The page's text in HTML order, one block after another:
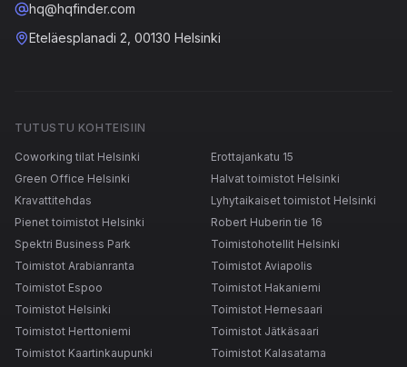
hq@hqfinder.com
Eteläesplanadi 2, 00130 Helsinki
TUTUSTU KOHTEISIIN
Coworking tilat Helsinki
Erottajankatu 15
Green Office Helsinki
Halvat toimistot Helsinki
Kravattitehdas
Lyhytaikaiset toimistot Helsinki
Pienet toimistot Helsinki
Robert Huberin tie 16
Spektri Business Park
Toimistohotellit Helsinki
Toimistot Arabianranta
Toimistot Aviapolis
Toimistot Espoo
Toimistot Hakaniemi
Toimistot Helsinki
Toimistot Hernesaari
Toimistot Herttoniemi
Toimistot Jätkäsaari
Toimistot Kaartinkaupunki
Toimistot Kalasatama